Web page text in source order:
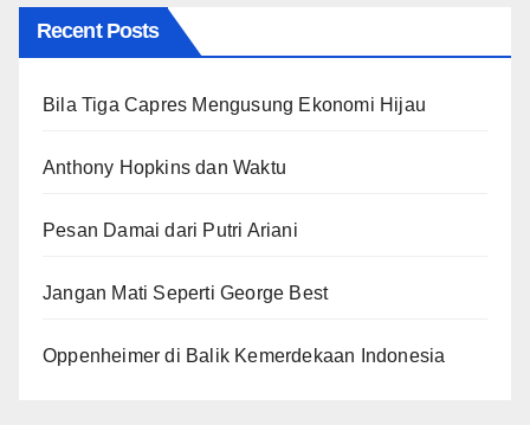
Recent Posts
Bila Tiga Capres Mengusung Ekonomi Hijau
Anthony Hopkins dan Waktu
Pesan Damai dari Putri Ariani
Jangan Mati Seperti George Best
Oppenheimer di Balik Kemerdekaan Indonesia